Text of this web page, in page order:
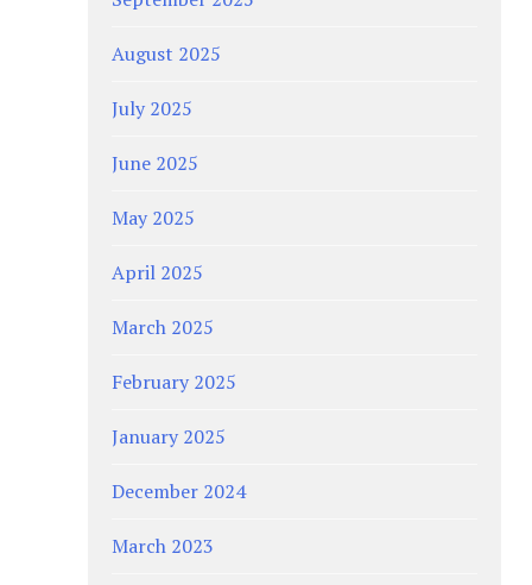
August 2025
July 2025
June 2025
May 2025
April 2025
March 2025
February 2025
January 2025
December 2024
March 2023